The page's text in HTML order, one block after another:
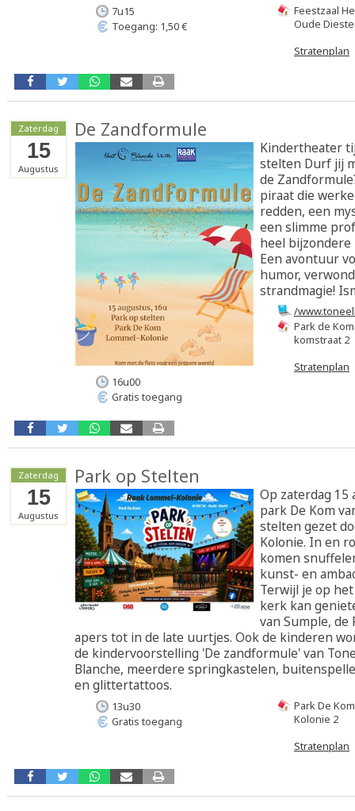
Feestzaal
Oude
Stratenplan
7u15
Toegang: 1,50 €
Zaterdag
15
Augustus
De Zandformule
Kindertheater
stelten Durf jij
de
piraat die
redden, een
een slimme
heel bijzondere
Een avontuur
humor,
strandmagie!
/
Park de Kom
komstraat 2
Stratenplan
16u00
Gratis toegang
Zaterdag
15
Augustus
Park op Stelten
Op zaterdag
park De Kom
stelten gezet
Kolonie. In en
komen
kunst- en
Terwijl je op
kerk kan
van Sumple, de
apers tot in de late uurtjes. Ook de kinderen
de kindervoorstelling 'De zandformule' van
Blanche, meerdere springkastelen,
en glittertattoos.
Park De Kom
Kolonie 2
Stratenplan
13u30
Gratis toegang